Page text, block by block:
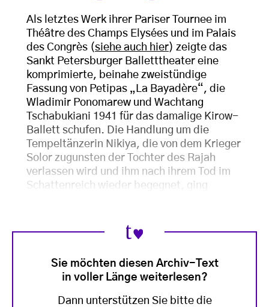
Als letztes Werk ihrer Pariser Tournee im
Théâtre des Champs Elysées und im Palais
des Congrès (siehe auch hier) zeigte das
Sankt Petersburger Balletttheater eine
komprimierte, beinahe zweistündige
Fassung von Petipas „La Bayadère“, die
Wladimir Ponomarew und Wachtang
Tschabukiani 1941 für das damalige Kirow-
Ballett schufen. Die Handlung um die
Tempeltänzerin Nikiya, die von dem Krieger
Solor zugunsten der Tochter des Rajah
verlassen wird und ihm nach ihrem Tod im
Schattenreich wieder begegnet, ging
Sie möchten diesen Archiv-Text
in voller Länge weiterlesen?
Dann unterstützen Sie bitte die